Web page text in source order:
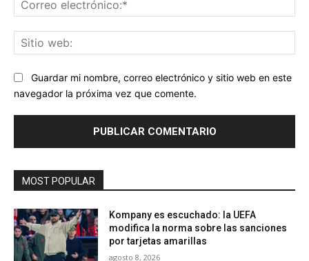
Guardar mi nombre, correo electrónico y sitio web en este
navegador la próxima vez que comente.
MOST POPULAR
Kompany es escuchado: la UEFA
modifica la norma sobre las sanciones
por tarjetas amarillas
agosto 8, 2026